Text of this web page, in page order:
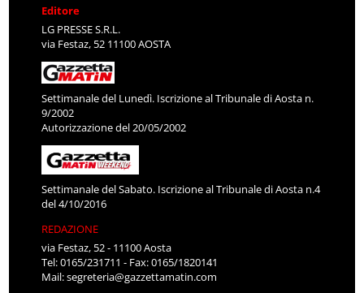
Editore
LG PRESSE S.R.L.
via Festaz, 52 11100 AOSTA
Settimanale del Lunedì. Iscrizione al Tribunale di Aosta n.
9/2002
Autorizzazione del 20/05/2002
Settimanale del Sabato. Iscrizione al Tribunale di Aosta n.4
del 4/10/2016
REDAZIONE
via Festaz, 52 - 11100 Aosta
Tel: 0165/231711 - Fax: 0165/1820141
Mail:segreteria@gazzettamatin.com